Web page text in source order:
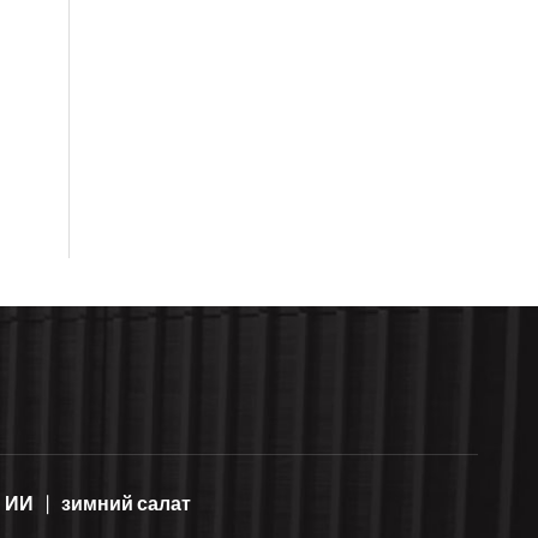
ИИ зимний салат